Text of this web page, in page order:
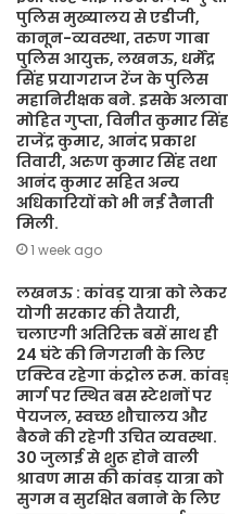
पुलिस मुख्यालय से एडीजी,
कानून-व्यवस्था, तरुण गाबा
पुलिस आयुक्त, लखनऊ, धर्मेंद्र
सिंह प्रयागराज रेंज के पुलिस
महानिरीक्षक बने. इसके अलावा
मोहित गुप्ता, विनीत कुमार
राजेंद्र कुमार, आनंद प्रकाश
तिवारी, अरुण कुमार सिंह तथा
आनंद कुमार सहित अन्य
अधिकारियों को भी नई तैनाती
मिली.
1 week ago
लखनऊ : कांवड़ यात्रा को लेकर
योगी सरकार की तैयारी,
चलाएगी अतिरिक्त बसें साथ ही
24 घंटे की निगरानी के लिए
एक्टिव रहेगा कंट्रोल रूम.
मार्ग पर स्थित बस स्टेशनों पर
पेयजल, स्वच्छ शौचालय और
बैठने की रहेगी उचित व्यवस्था.
30 जुलाई से शुरू होने वाली
श्रावण मास की कांवड़ यात्रा को
सुगम व सुरक्षित बनाने के लिए